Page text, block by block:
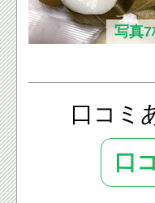
写真7
口コミ
口